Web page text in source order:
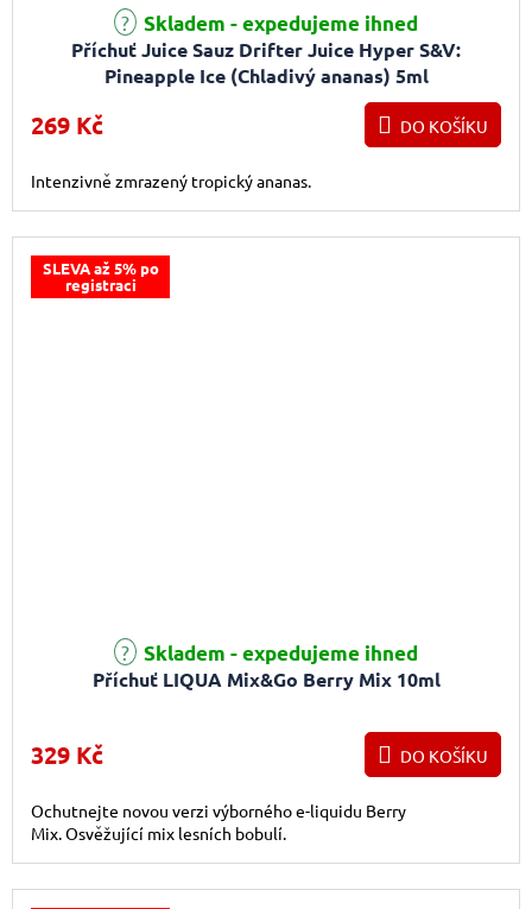
Příchuť Juice Sauz Drifter Juice Hyper S&V:
Pineapple Ice (Chladivý ananas) 5ml
Skladem - expedujeme ihned
269 Kč DO KOŠÍKU
Intenzivně zmrazený tropický ananas.
SLEVA až 5% po
registraci
Příchuť LIQUA Mix&Go Berry Mix 10ml
Skladem - expedujeme ihned
329 Kč DO KOŠÍKU
Ochutnejte novou verzi výborného e-liquidu Berry
Mix. Osvěžující mix lesních bobulí.